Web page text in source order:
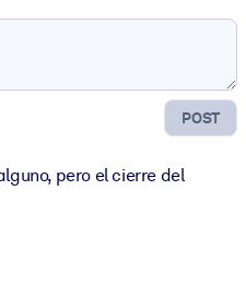
POST
pero el cierre del